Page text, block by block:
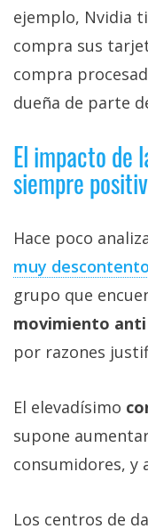
ejemplo, Nvidia
compra sus
compra
dueña de parte
El impacto de
siempre
Hace poco
muy
grupo que
movimiento anti
por razones
El elevadísimo
supone
consumidores, y
Los centros de